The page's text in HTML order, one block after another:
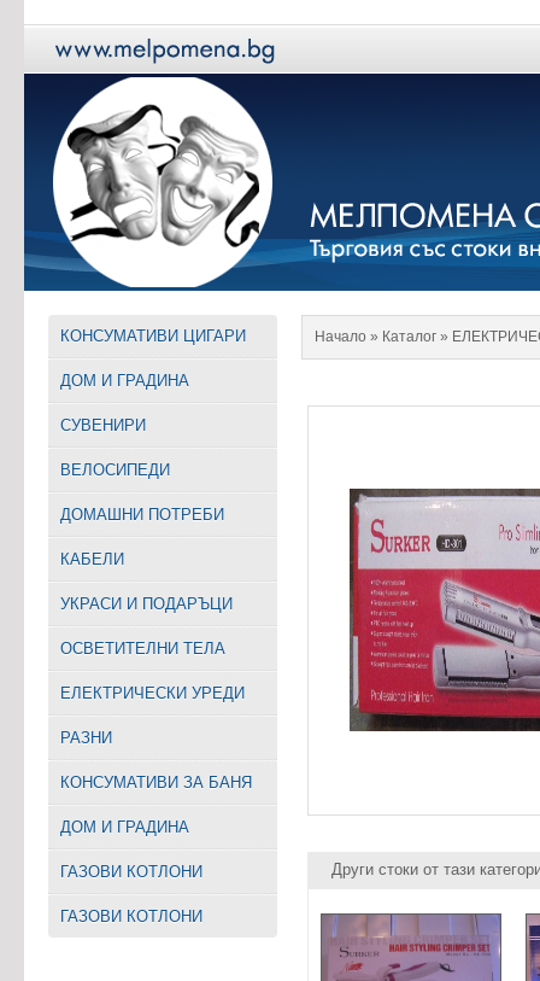
КОНСУМАТИВИ ЦИГАРИ
ДОМ И ГРАДИНА
СУВЕНИРИ
ВЕЛОСИПЕДИ
ДОМАШНИ ПОТРЕБИ
КАБЕЛИ
УКРАСИ И ПОДАРЪЦИ
ОСВЕТИТЕЛНИ ТЕЛА
EЛЕКТРИЧЕСКИ УРЕДИ
РАЗНИ
КОНСУМАТИВИ ЗА БАНЯ
ДОМ И ГРАДИНА
ГАЗОВИ КОТЛОНИ
ГАЗОВИ КОТЛОНИ
Начало » Каталог »
Други стоки от тази